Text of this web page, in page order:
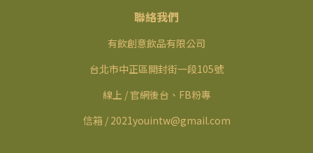
聯絡我們
有飲創意飲品有限公司
台北市中正區開封街一段105號
線上 / 官網後台、FB粉專
信箱 / 2021youintw@gmail.com